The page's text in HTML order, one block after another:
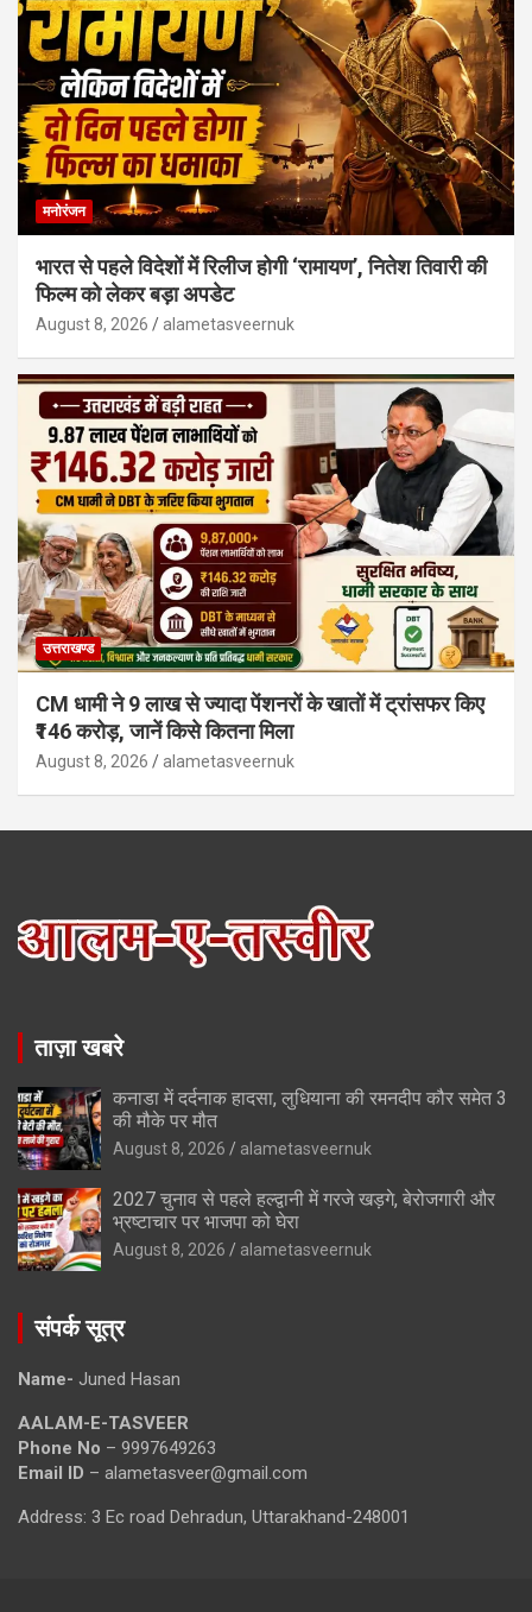
मनोरंजन
भारत से पहले विदेशों में रिलीज होगी ‘रामायण’, नितेश तिवारी की
फिल्म को लेकर बड़ा अपडेट
August 8, 2026 alametasveernuk
उत्तराखण्ड
CM धामी ने 9 लाख से ज्यादा पेंशनरों के खातों में ट्रांसफर किए
₹146 करोड़, जानें किसे कितना मिला
August 8, 2026 alametasveernuk
ताज़ा खबरे
कनाडा में दर्दनाक हादसा, लुधियाना की रमनदीप कौर समेत 3
की मौके पर मौत
August 8, 2026 alametasveernuk
2027 चुनाव से पहले हल्द्वानी में गरजे खड़गे, बेरोजगारी और
भ्रष्टाचार पर भाजपा को घेरा
August 8, 2026 alametasveernuk
संपर्क सूत्र
Name- Juned Hasan
AALAM-E-TASVEER
Phone No – 9997649263
Email ID – alametasveer@gmail.com
Address: 3 Ec road Dehradun, Uttarakhand-248001